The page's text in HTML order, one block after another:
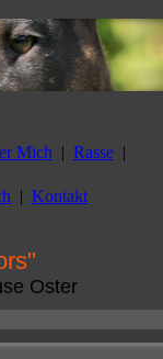
Mich Rasse
Kontakt
Oster